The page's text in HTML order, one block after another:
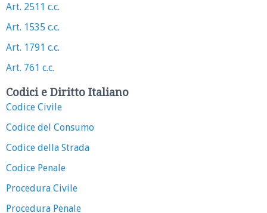
Art. 2511 c.c.
Art. 1535 c.c.
Art. 1791 c.c.
Art. 761 c.c.
Codici e Diritto Italiano
Codice Civile
Codice del Consumo
Codice della Strada
Codice Penale
Procedura Civile
Procedura Penale